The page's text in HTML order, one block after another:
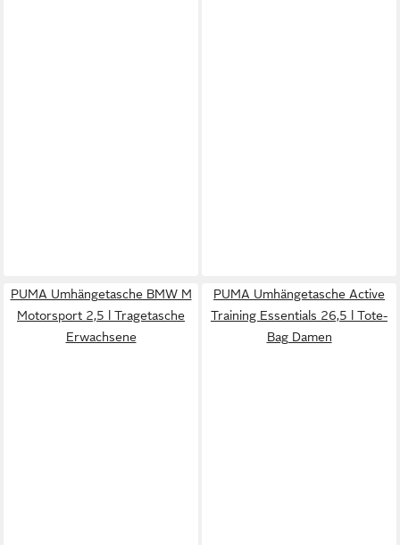
PUMA Umhängetasche BMW M
Motorsport 2,5 l Tragetasche
Erwachsene
PUMA Umhängetasche Active
Training Essentials 26,5 l Tote-
Bag Damen